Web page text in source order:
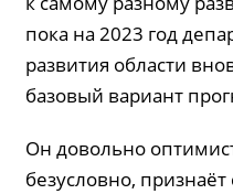
пока на 2023 год
развития области
базовый вариант
Он довольно
безусловно,